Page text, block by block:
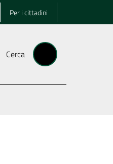
Per i cittadini
Cerca